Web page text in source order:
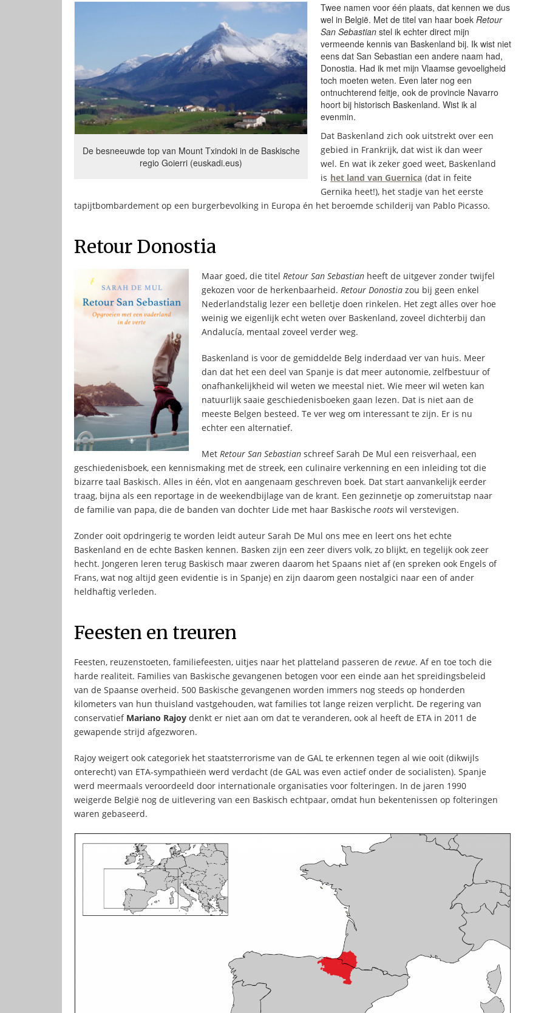
De besneeuwde top van Mount Txindoki in de Baskische
regio Goierri (euskadi.eus)
Twee namen voor één plaats, dat kennen we dus
wel in België. Met de titel van haar boek Retour
San Sebastian stel ik echter direct mijn
vermeende kennis van Baskenland bij. Ik wist niet
eens dat San Sebastian een andere naam had,
Donostia. Had ik met mijn Vlaamse gevoeligheid
toch moeten weten. Even later nog een
ontnuchterend feitje, ook de provincie Navarro
hoort bij historisch Baskenland. Wist ik al
evenmin.
Dat Baskenland zich ook uitstrekt over een
gebied in Frankrijk, dat wist ik dan weer
wel. En wat ik zeker goed weet, Baskenland
is het land van Guernica (dat in feite
Gernika heet!), het stadje van het eerste
tapijtbombardement op een burgerbevolking in Europa én het beroemde schilderij van Pablo Picasso.
Retour Donostia
Maar goed, die titel Retour San Sebastian heeft de uitgever zonder twijfel
gekozen voor de herkenbaarheid. Retour Donostia zou bij geen enkel
Nederlandstalig lezer een belletje doen rinkelen. Het zegt alles over hoe
weinig we eigenlijk echt weten over Baskenland, zoveel dichterbij dan
Andalucía, mentaal zoveel verder weg.
Baskenland is voor de gemiddelde Belg inderdaad ver van huis. Meer
dan dat het een deel van Spanje is dat meer autonomie, zelfbestuur of
onafhankelijkheid wil weten we meestal niet. Wie meer wil weten kan
natuurlijk saaie geschiedenisboeken gaan lezen. Dat is niet aan de
meeste Belgen besteed. Te ver weg om interessant te zijn. Er is nu
echter een alternatief.
Met Retour San Sebastian schreef Sarah De Mul een reisverhaal, een
geschiedenisboek, een kennismaking met de streek, een culinaire verkenning en een inleiding tot die
bizarre taal Baskisch. Alles in één, vlot en aangenaam geschreven boek. Dat start aanvankelijk eerder
traag, bijna als een reportage in de weekendbijlage van de krant. Een gezinnetje op zomeruitstap naar
de familie van papa, die de banden van dochter Lide met haar Baskische roots wil verstevigen.
Zonder ooit opdringerig te worden leidt auteur Sarah De Mul ons mee en leert ons het echte
Baskenland en de echte Basken kennen. Basken zijn een zeer divers volk, zo blijkt, en tegelijk ook zeer
hecht. Jongeren leren terug Baskisch maar zweren daarom het Spaans niet af (en spreken ook Engels of
Frans, wat nog altijd geen evidentie is in Spanje) en zijn daarom geen nostalgici naar een of ander
heldhaftig verleden.
Feesten en treuren
Feesten, reuzenstoeten, familiefeesten, uitjes naar het platteland passeren de revue. Af en toe toch die
harde realiteit. Families van Baskische gevangenen betogen voor een einde aan het spreidingsbeleid
van de Spaanse overheid. 500 Baskische gevangenen worden immers nog steeds op honderden
kilometers van hun thuisland vastgehouden, wat families tot lange reizen verplicht. De regering van
conservatief Mariano Rajoy denkt er niet aan om dat te veranderen, ook al heeft de ETA in 2011 de
gewapende strijd afgezworen.
Rajoy weigert ook categoriek het staatsterrorisme van de GAL te erkennen tegen al wie ooit (dikwijls
onterecht) van ETA-sympathieën werd verdacht (de GAL was even actief onder de socialisten). Spanje
werd meermaals veroordeeld door internationale organisaties voor folteringen. In de jaren 1990
weigerde België nog de uitlevering van een Baskisch echtpaar, omdat hun bekentenissen op folteringen
waren gebaseerd.